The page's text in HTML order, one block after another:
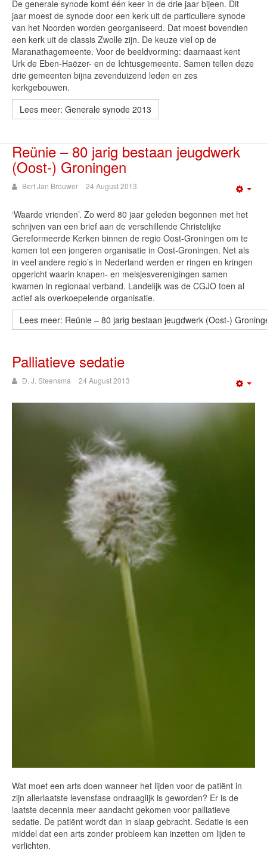
De generale synode komt één keer in de drie jaar bijeen. Dit
jaar moest de synode door een kerk uit de particuliere synode
van het Noorden worden georganiseerd. Dat moest bovendien
een kerk uit de classis Zwolle zijn. De keuze viel op de
Maranathagemeente. Voor de beeldvorming: daarnaast kent
Urk de Eben-Haëzer- en de Ichtusgemeente. Samen tellen deze
drie gemeenten bijna zevenduizend leden en zes
kerkgebouwen.
Lees meer: Generale synode 2013
Reünie – 80 jarig bestaan jeugdwerk
(Oost-) Groningen
Bert Jan Brouwer 24 August 2013
‘Waarde vrienden’. Zo werd 80 jaar geleden begonnen met het
schrijven van een brief aan de verschillende Christelijke
Gereformeerde Kerken binnen de regio Oost-Groningen om te
komen tot een jongeren organisatie in Oost-Groningen. Net als
in veel andere regio’s in Nederland werden er ringen en kringen
opgericht waarin knapen- en meisjesverenigingen samen
kwamen in regionaal verband. Landelijk was de CGJO toen al
actief als overkoepelende organisatie.
Lees meer: Reünie – 80 jarig bestaan jeugdwerk (Oost-)
Palliatieve sedatie
D. J. Steensma 24 August 2013
Wat moet een arts doen wanneer het lijden voor de patiënt in
zijn allerlaatste levensfase ondraaglijk is geworden? Er is de
laatste decennia meer aandacht gekomen voor palliatieve
sedatie. De patiënt wordt dan in slaap gebracht. Sedatie is een
middel dat een arts zonder probleem kan inzetten om lijden te
verlichten.